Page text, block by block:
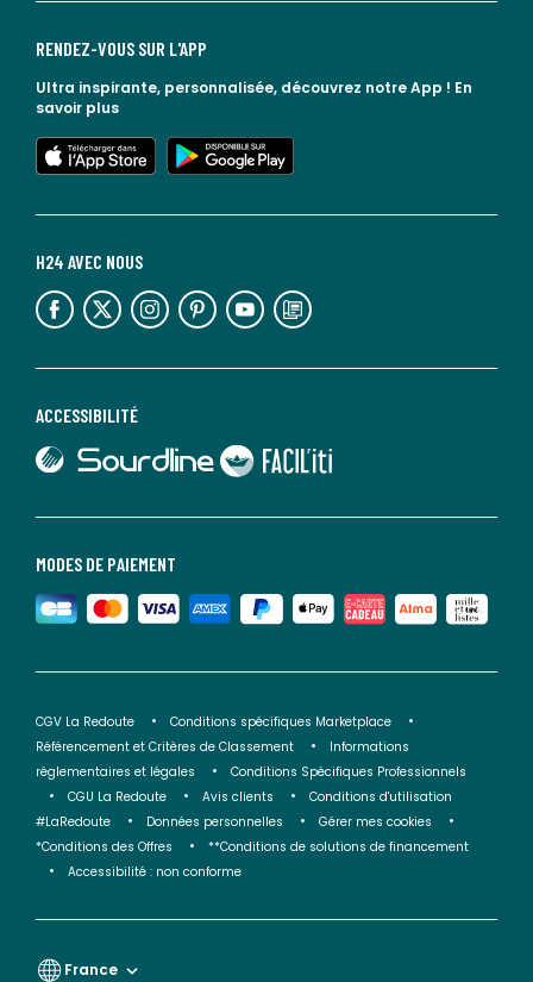
MODES DE PAIEMENT
ACCESSIBILITÉ
lien vers Sourdline
lien vers Faciliti
H24 AVEC NOUS
lien vers l'espace réseaux sociaux lien vers l'espace réseaux sociaux lien vers l'espace réseaux sociaux lien vers l'espace réseaux sociaux lien vers l'espace réseaux sociaux lien vers le blog la redoute
RENDEZ-VOUS SUR L'APP
Ultra inspirante, personnalisée, découvrez notre App ! En
savoir plus
lien vers l'app store
lien vers google play
CGV La Redoute
Conditions spécifiques Marketplace
Référencement et Critères de Classement
Informations
réglementaires et légales
Conditions Spécifiques Professionnels
CGU La Redoute
Avis clients
Conditions d'utilisation
#LaRedoute
Données personnelles
Gérer mes cookies
*Conditions des Offres
**Conditions de solutions de financement
Accessibilité : non conforme
France